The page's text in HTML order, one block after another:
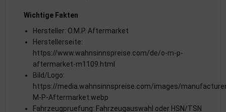
Wichtige Fakten
Hersteller: O.M.P. Aftermarket
Herstellerseite:
https://www.wahnsinnspreise.com/de/o-m-p-
aftermarket-m1109.html
Bild/Logo:
https://media.wahnsinnspreise.com/images/
M-P-Aftermarket.webp
Fahrzeugpruefung: Fahrzeugauswahl oder HSN/TSN